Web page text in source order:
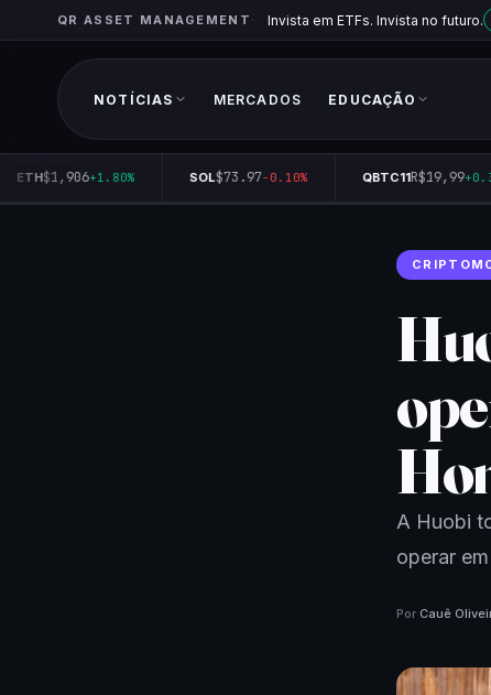
QR ASSET MANAGEMENT Invista em ETFs. Invista no futuro.
NOTÍCIAS MERCADOS EDUCAÇÃO
ETH$1,906+1.80% SOL$73.97-0.10% QBTC11R$19,99
A Huobi
operar
Por Cauê